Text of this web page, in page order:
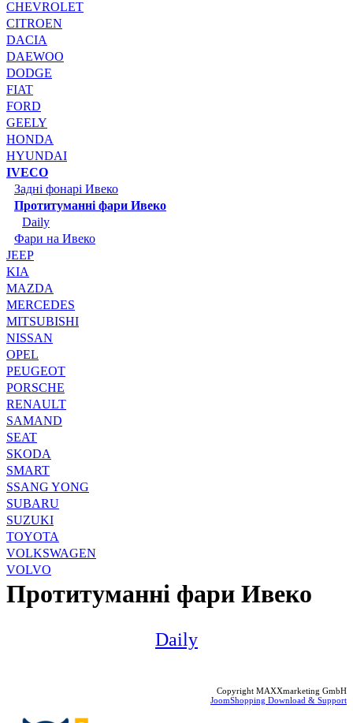
CHEVROLET
CITROEN
DACIA
DAEWOO
DODGE
FIAT
FORD
GEELY
HONDA
HYUNDAI
IVECO
Задні фонарі Ивеко
Протитуманні фари Ивеко
Daily
Фари на Ивеко
JEEP
KIA
MAZDA
MERCEDES
MITSUBISHI
NISSAN
OPEL
PEUGEOT
PORSCHE
RENAULT
SAMAND
SEAT
SKODA
SMART
SSANG YONG
SUBARU
SUZUKI
TOYOTA
VOLKSWAGEN
VOLVO
Протитуманні фари Ивеко
Daily
Copyright MAXXmarketing GmbH
JoomShopping Download & Support